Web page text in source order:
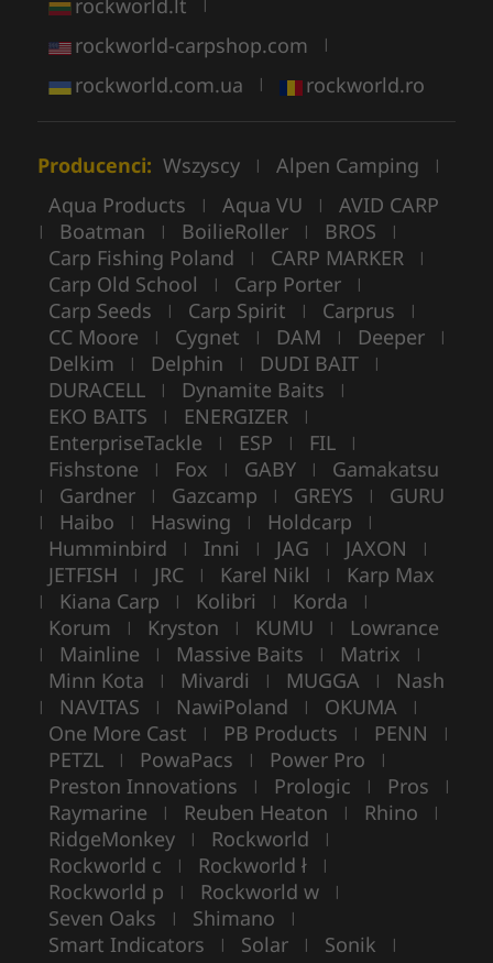
rockworld.lt |
rockworld-carpshop.com |
rockworld.com.ua | rockworld.ro
Producenci: Wszyscy | Alpen Camping |
Aqua Products | Aqua VU | AVID CARP
| Boatman | BoilieRoller | BROS |
Carp Fishing Poland | CARP MARKER |
Carp Old School | Carp Porter |
Carp Seeds | Carp Spirit | Carprus |
CC Moore | Cygnet | DAM | Deeper |
Delkim | Delphin | DUDI BAIT |
DURACELL | Dynamite Baits |
EKO BAITS | ENERGIZER |
EnterpriseTackle | ESP | FIL |
Fishstone | Fox | GABY | Gamakatsu
| Gardner | Gazcamp | GREYS | GURU
| Haibo | Haswing | Holdcarp |
Humminbird | Inni | JAG | JAXON |
JETFISH | JRC | Karel Nikl | Karp Max
| Kiana Carp | Kolibri | Korda |
Korum | Kryston | KUMU | Lowrance
| Mainline | Massive Baits | Matrix |
Minn Kota | Mivardi | MUGGA | Nash
| NAVITAS | NawiPoland | OKUMA |
One More Cast | PB Products | PENN |
PETZL | PowaPacs | Power Pro |
Preston Innovations | Prologic | Pros |
Raymarine | Reuben Heaton | Rhino |
RidgeMonkey | Rockworld |
Rockworld c | Rockworld ł |
Rockworld p | Rockworld w |
Seven Oaks | Shimano |
Smart Indicators | Solar | Sonik |